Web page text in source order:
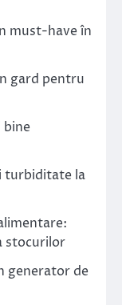
must-have în
gard pentru
bine
turbiditate la
stocurilor
generator de